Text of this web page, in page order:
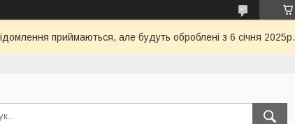
приймаються, але будуть оброблені з 6 січня 2025р.